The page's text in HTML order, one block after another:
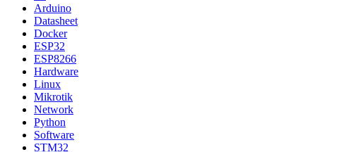
Arduino
Datasheet
Docker
ESP32
ESP8266
Hardware
Linux
Mikrotik
Network
Python
Software
STM32